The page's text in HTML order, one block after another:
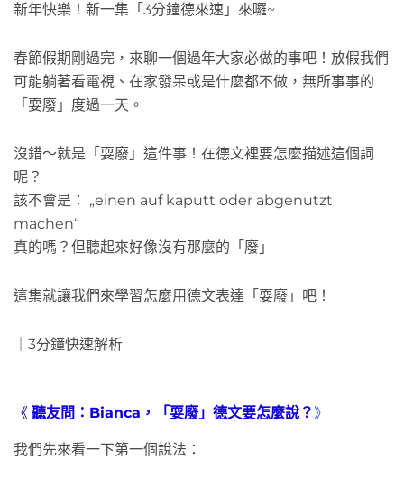
新年快樂！新一集「3分鐘德來速」來囉~
春節假期剛過完，來聊一個過年大家必做的事吧！放假我們
可能躺著看電視、在家發呆或是什麼都不做，無所事事的
「耍廢」度過一天。
沒錯～就是「耍廢」這件事！在德文裡要怎麼描述這個詞
呢？
該不會是： „einen auf kaputt oder abgenutzt
machen“
真的嗎？但聽起來好像沒有那麼的「廢」
這集就讓我們來學習怎麼用德文表達「耍廢」吧！
｜3分鐘快速解析
《 聽友問：Bianca，「耍廢」德文要怎麼說？ 》
我們先來看一下第一個說法：